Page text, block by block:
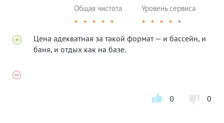
Общая чистота
★ ★ ★ ★ ★
Уровень сервиса
★ ★ ★ ★ ★
Цена адекватная за такой формат — и бассейн, и
баня, и отдых как на базе.
0 0